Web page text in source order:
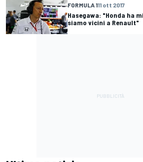
FORMULA 111 ott 2017
Hasegawa: "Honda ha
siamo vicini a Renault"